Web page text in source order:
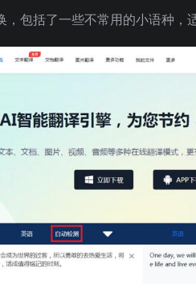
包括了一些不常用的小语种，